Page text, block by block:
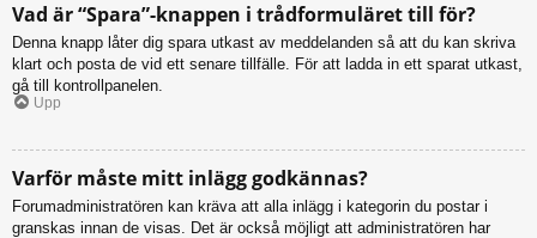
Vad är “Spara”-knappen i trådformuläret till för?
Denna knapp låter dig spara utkast av meddelanden så att du kan skriva
klart och posta de vid ett senare tillfälle. För att ladda in ett sparat utkast,
gå till kontrollpanelen.
Upp
Varför måste mitt inlägg godkännas?
Forumadministratören kan kräva att alla inlägg i kategorin du postar i
granskas innan de visas. Det är också möjligt att administratören har